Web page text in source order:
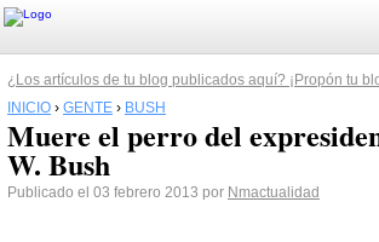
¿Los artículos de tu blog publicados aquí? ¡Propón tu
INICIO › GENTE › BUSH
Muere el perro del
W. Bush
Publicado el 03 febrero 2013 por Nmactualidad